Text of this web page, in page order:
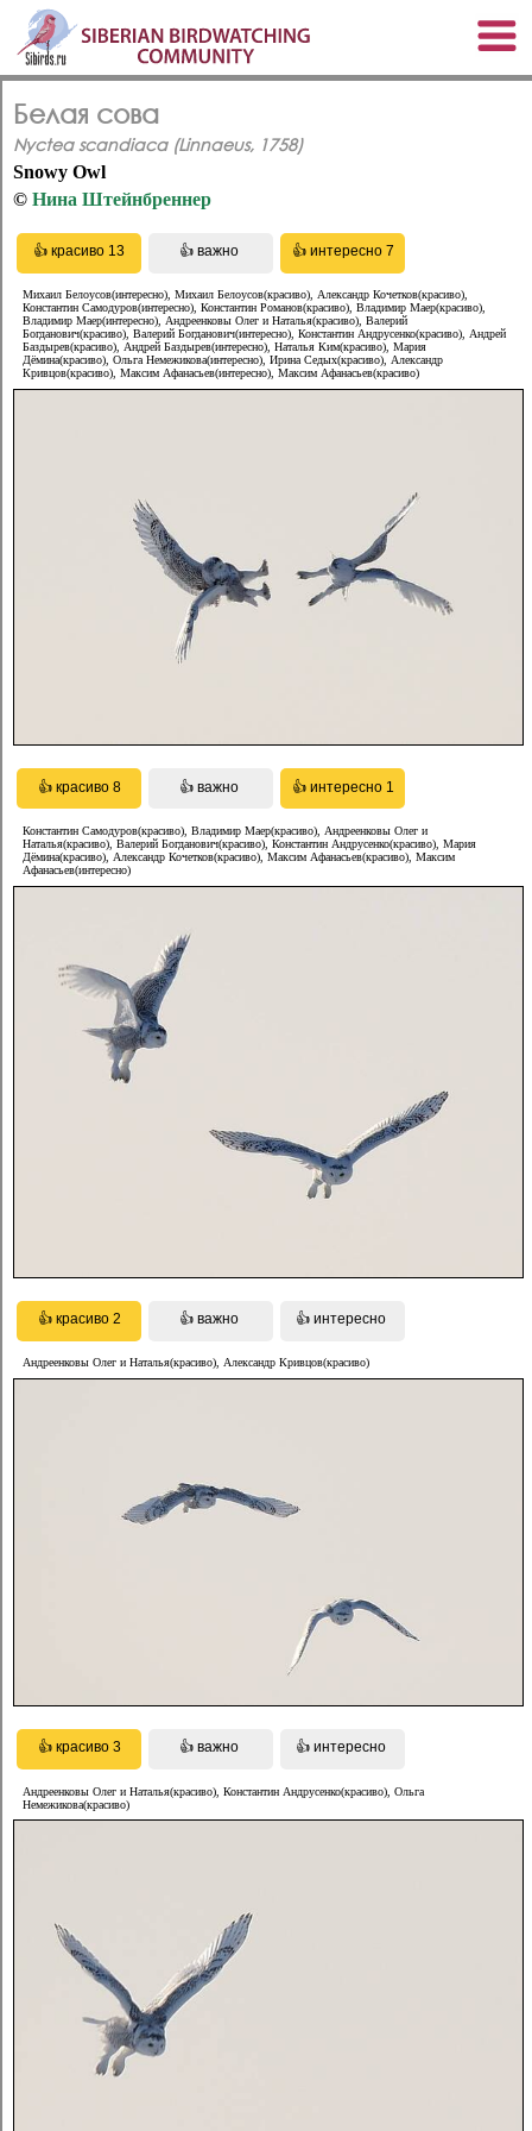
Белая сова
Nyctea scandiaca (Linnaeus, 1758)
Snowy Owl
© Нина Штейнбреннер
Михаил Белоусов(интересно), Михаил Белоусов(красиво), Александр Кочетков(красиво),
Константин Самодуров(интересно), Константин Романов(красиво), Владимир Маер(красиво),
Владимир Маер(интересно), Андреенковы Олег и Наталья(красиво), Валерий
Богданович(красиво), Валерий Богданович(интересно), Константин Андрусенко(красиво), Андрей
Баздырев(красиво), Андрей Баздырев(интересно), Наталья Ким(красиво), Мария
Дёмина(красиво), Ольга Немежикова(интересно), Ирина Седых(красиво), Александр
Кривцов(красиво), Максим Афанасьев(интересно), Максим Афанасьев(красиво)
Константин Самодуров(красиво), Владимир Маер(красиво), Андреенковы Олег и
Наталья(красиво), Валерий Богданович(красиво), Константин Андрусенко(красиво), Мария
Дёмина(красиво), Александр Кочетков(красиво), Максим Афанасьев(красиво), Максим
Афанасьев(интересно)
Андреенковы Олег и Наталья(красиво), Александр Кривцов(красиво)
Андреенковы Олег и Наталья(красиво), Константин Андрусенко(красиво), Ольга
Немежикова(красиво)